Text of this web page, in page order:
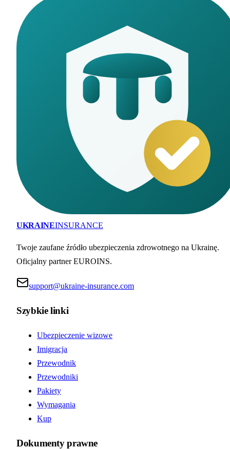
UKRAINEINSURANCE
Twoje zaufane źródło ubezpieczenia zdrowotnego na Ukrainę.
Oficjalny partner EUROINS.
support@ukraine-insurance.com
Szybkie linki
Ubezpieczenie wizowe
Imigracja
Przewodnik
Przewodniki
Pakiety
Wymagania
Kup
Dokumenty prawne